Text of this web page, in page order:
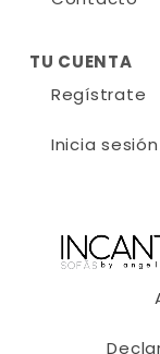
TU CUENTA
Regístrate
Inicia sesión